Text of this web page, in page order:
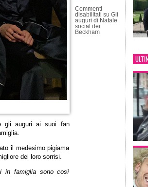
gli auguri ai suoi fan
il medesimo pigiama
dei loro sorrisi.
in famiglia sono così
Commenti
disabilitati su Gli
auguri di Natale
social dei
Beckham